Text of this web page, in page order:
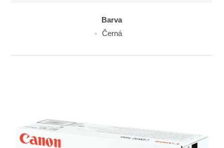
Barva
Černá